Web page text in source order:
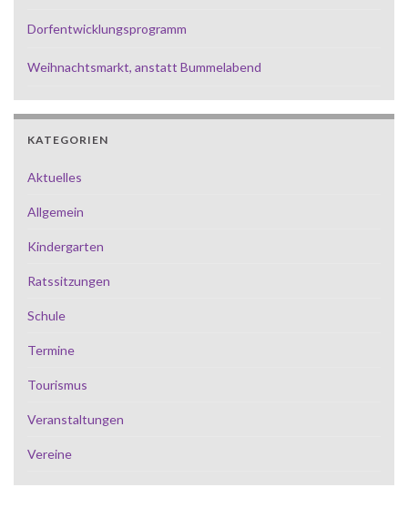
Dorfentwicklungsprogramm
Weihnachtsmarkt, anstatt Bummelabend
KATEGORIEN
Aktuelles
Allgemein
Kindergarten
Ratssitzungen
Schule
Termine
Tourismus
Veranstaltungen
Vereine